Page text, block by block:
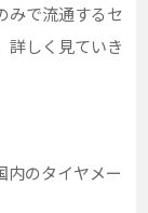
みで流通するセ
詳しく見ていき
内のタイヤメー